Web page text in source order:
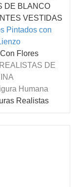
DE BLANCO
VESTIDAS
Pintados con
Flores
REALISTAS DE
Humana
Realistas